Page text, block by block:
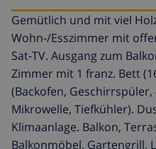
Gemütlich und mit viel
Wohn-/Esszimmer mit
Sat-TV. Ausgang zum
Zimmer mit 1 franz. Bett
(Backofen,
Mikrowelle, Tiefkühler).
Klimaanlage. Balkon,
Balkonmöbel, Gartengrill,